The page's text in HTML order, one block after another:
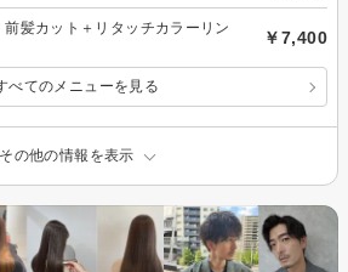
前髪カット＋リタッチカラーリン
￥7,400
べてのメニューを見る
その他の情報を表示